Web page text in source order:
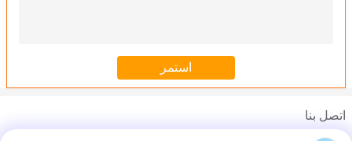
اتصل بنا